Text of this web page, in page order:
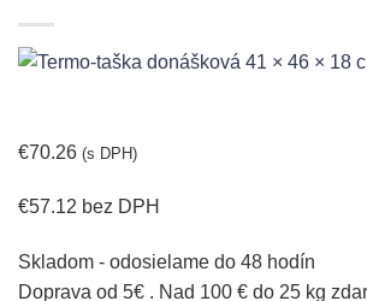
€70.26 (s DPH)
€57.12 bez DPH
Skladom - odosielame do 48 hodín
Doprava od 5€ . Nad 100 € do 25 kg